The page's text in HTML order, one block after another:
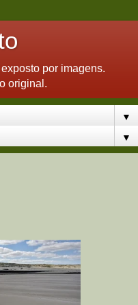
por imagens.
original.
▼
▼